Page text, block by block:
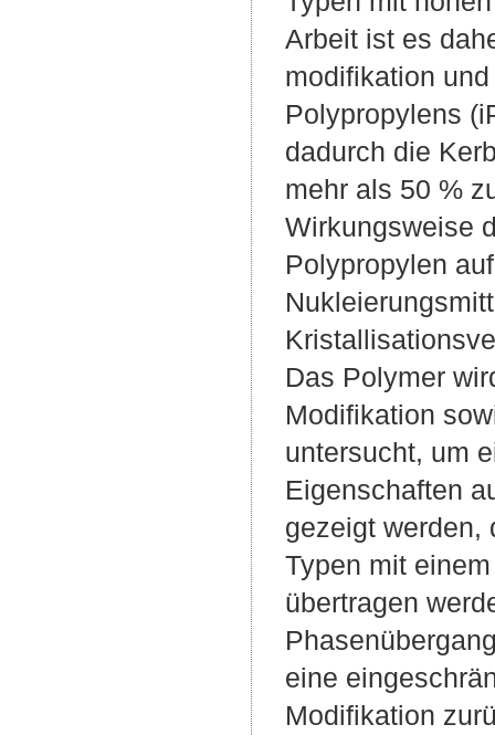
Arbeit ist es
modifikation
Polypropylens
dadurch die
mehr als 50 %
Wirkungsweise
Polypropylen
Das Polymer
Modifikation
untersucht, um
Eigenschaften
gezeigt werden,
Typen mit
übertragen
eine
Modifikation